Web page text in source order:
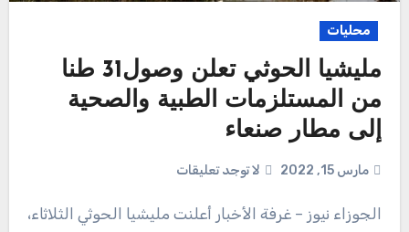
محليات
مليشيا الحوثي تعلن وصول31 طنا
من المستلزمات الطبية والصحية
إلى مطار صنعاء
مارس 15, 2022 لا توجد تعليقات
الجوزاء نيوز – غرفة الأخبار أعلنت مليشيا الحوثي الثلاثاء،